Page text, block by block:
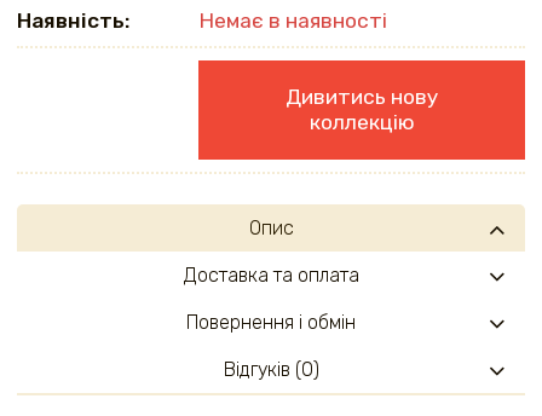
Наявність: Немає в наявності
Дивитись нову
коллекцію
Опис
Доставка та оплата
Повернення і обмін
Відгуків (0)